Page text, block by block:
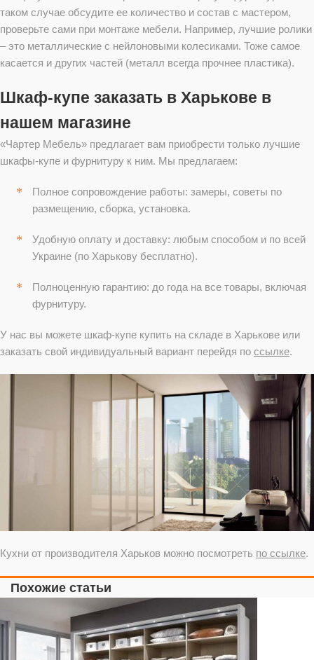
таком случае обсудите ее количество и состав с мастером,
проверьте сами при монтаже мебели. Например, лучшие ролики
– это металлические с нейлоновыми колесиками. Тоже самое
касается и других частей (металл всегда прочнее пластика).
Шкаф-купе заказать в Харькове в
нашем магазине
«Чартер Мебель» предлагает вам приобрести только лучшие
шкафы-купе и фурнитуру к ним. Мы предлагаем:
Полное сопровождение работы: замеры, советы по
размещению, сборка, установка.
Удобную оплату и доставку: любым способом и по всей
Украине (по Харькову бесплатно).
Полноценную гарантию: до года на все товары, включая
фурнитуру.
У нас вы можете шкаф-купе купить на складе в Харькове или
заказать свой индивидуальный вариант перейдя по ссылке.
Кухни от производителя Харьков можно посмотреть по ссылке.
Похожие статьи